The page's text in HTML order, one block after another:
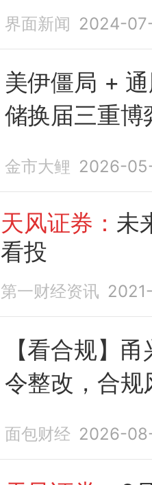
界面新闻 2024-
美伊僵局 +
储换届三重博
金市大鲤 2026-
天风证券： 未
看投
第一财经资讯
【看合规】甬
令整改，合规
面包财经 2026-